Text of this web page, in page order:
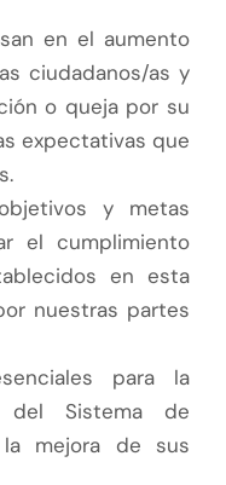
en el aumento
ciudadanos/as y
o queja por su
expectativas que
y metas
el cumplimiento
en esta
nuestras partes
para la
del Sistema de
mejora de sus